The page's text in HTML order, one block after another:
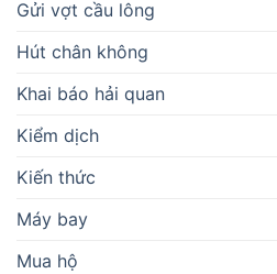
Gửi vợt cầu lông
Hút chân không
Khai báo hải quan
Kiểm dịch
Kiến thức
Máy bay
Mua hộ